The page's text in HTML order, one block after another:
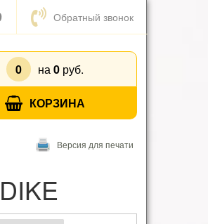
Обратный звонок
0 на 0руб.
КОРЗИНА
Версия для печати